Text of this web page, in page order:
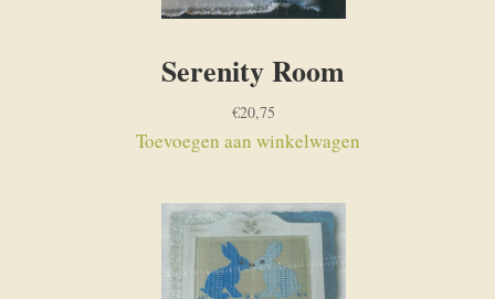
Serenity Room
€20,75
Toevoegen aan winkelwagen